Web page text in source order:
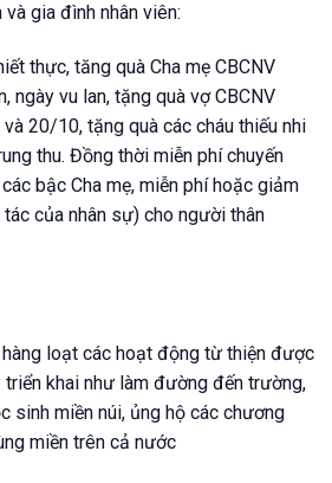
và gia đình nhân viên:
thực, tăng quà Cha mẹ CBCNV
ngày vu lan, tặng quà vợ CBCNV
20/10, tặng quà các cháu thiếu nhi
thu. Đồng thời miễn phí chuyến
bậc Cha mẹ, miễn phí hoặc giảm
của nhân sự) cho người thân
loạt các hoạt động từ thiện được
triển khai như làm đường đến trường,
sinh miền núi, ủng hộ các chương
miền trên cả nước